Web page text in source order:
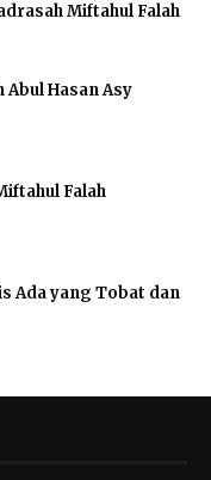
Miftahul Falah
Abul Hasan Asy
Falah
Ada yang Tobat dan